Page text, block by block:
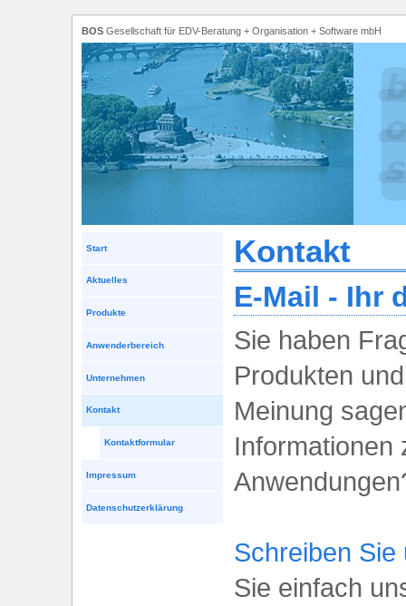
BOSGesellschaft für EDV-Beratung + Organisation + Software mbH
Start
Aktuelles
Produkte
Anwenderbereich
Unternehmen
Kontakt
Kontaktformular
Impressum
Datenschutzerklärung
Kontakt
E-Mail - Ihr
Sie haben
Produkten
Meinung
Informationen
Schreiben Sie
Sie einfach